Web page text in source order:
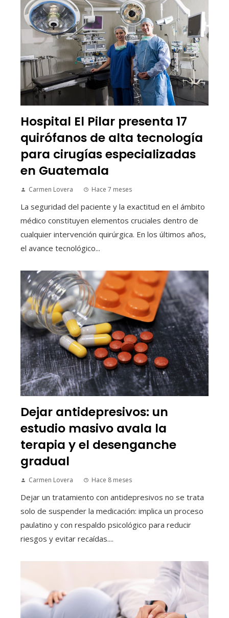
Hospital El Pilar presenta 17
quirófanos de alta tecnología
para cirugías especializadas
en Guatemala
Carmen Lovera Hace 7 meses
La seguridad del paciente y la exactitud en el ámbito
médico constituyen elementos cruciales dentro de
cualquier intervención quirúrgica. En los últimos años,
el avance tecnológico...
Dejar antidepresivos: un
estudio masivo avala la
terapia y el desenganche
gradual
Carmen Lovera Hace 8 meses
Dejar un tratamiento con antidepresivos no se trata
solo de suspender la medicación: implica un proceso
paulatino y con respaldo psicológico para reducir
riesgos y evitar recaídas....